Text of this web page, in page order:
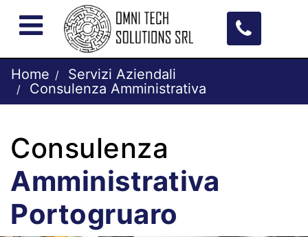
Open menu
Home
Servizi Aziendali
Consulenza Amministrativa
Consulenza
Amministrativa
Portogruaro